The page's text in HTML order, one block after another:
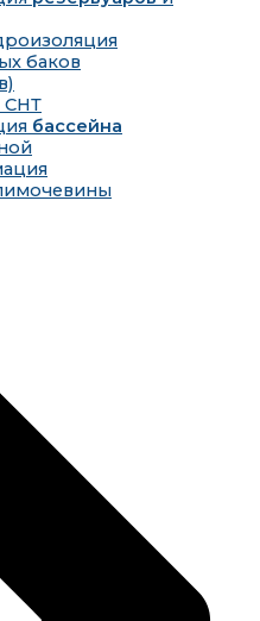
баков
СНТ
бассейна